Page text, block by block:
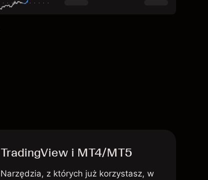
TradingView i MT4/MT5
Narzędzia, z których już korzystasz, w